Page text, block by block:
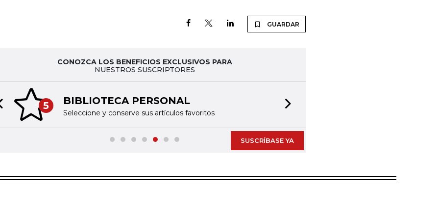
GUARDAR
CONOZCA LOS BENEFICIOS EXCLUSIVOS PARA
NUESTROS SUSCRIPTORES
5 BIBLIOTECA PERSONAL
Seleccione y conserve sus artículos favoritos
slide
SUSCRÍBASE YA